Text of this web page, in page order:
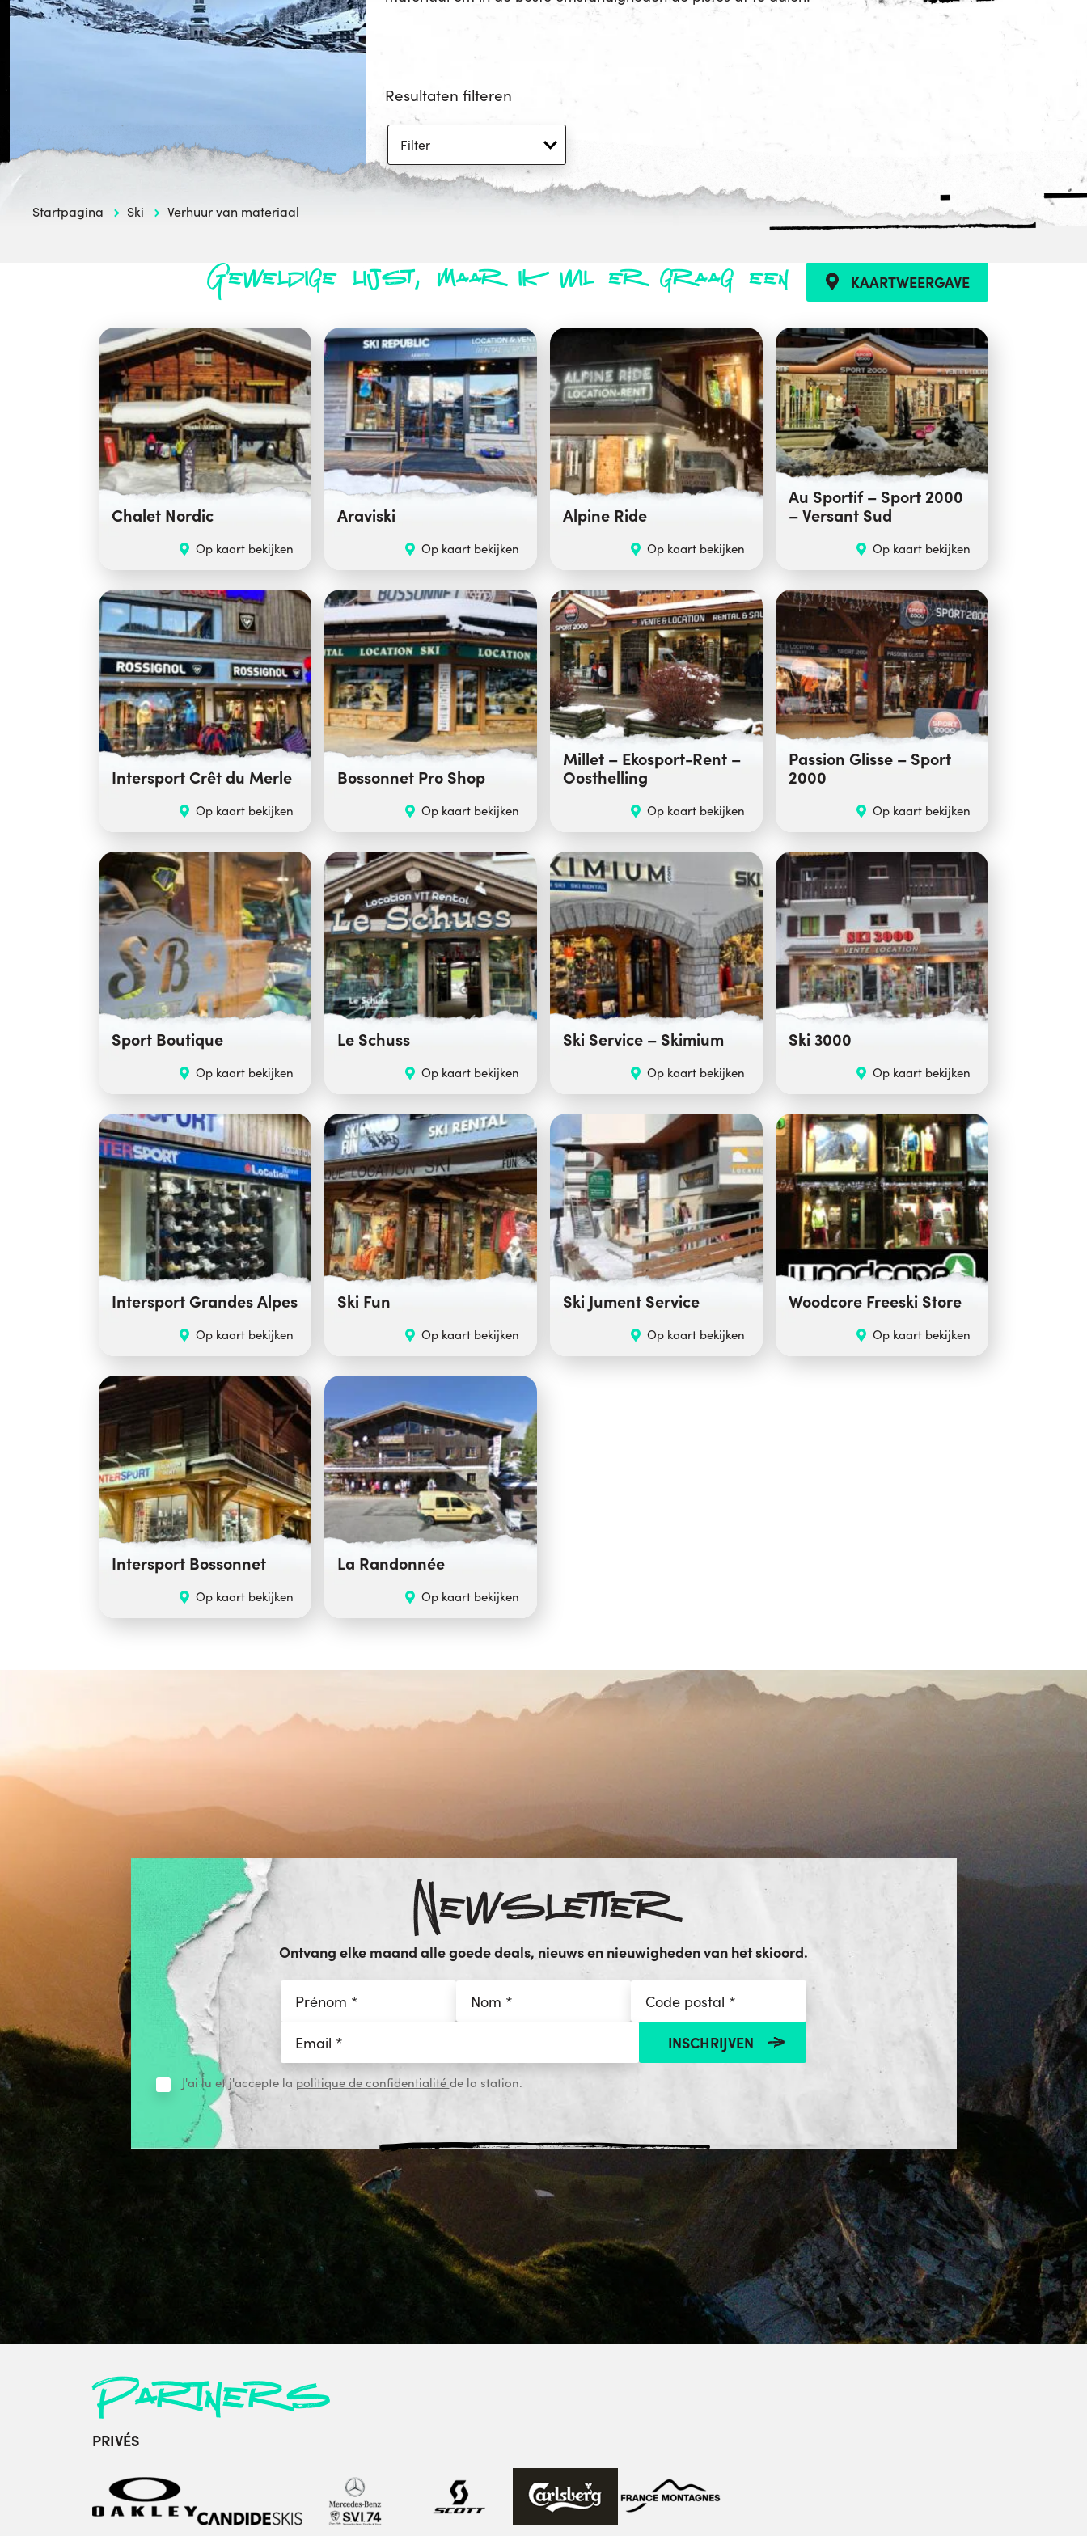
Resultaten filteren
Startpagina Ski Verhuur van materiaal
Geweldige lijst, maar ik wil er graag een KAARTWEERGAVE
Chalet Nordic
Op kaart bekijken
Araviski
Op kaart bekijken
Alpine Ride
Op kaart bekijken
Au Sportif – Sport 2000
– Versant Sud
Op kaart bekijken
Intersport Crêt du Merle
Op kaart bekijken
Bossonnet Pro Shop
Op kaart bekijken
Millet – Ekosport-Rent –
Oosthelling
Op kaart bekijken
Passion Glisse – Sport
2000
Op kaart bekijken
Sport Boutique
Op kaart bekijken
Le Schuss
Op kaart bekijken
Ski Service – Skimium
Op kaart bekijken
Ski 3000
Op kaart bekijken
Intersport Grandes Alpes
Op kaart bekijken
Ski Fun
Op kaart bekijken
Ski Jument Service
Op kaart bekijken
Woodcore Freeski Store
Op kaart bekijken
Intersport Bossonnet
Op kaart bekijken
La Randonnée
Op kaart bekijken
Newsletter
Ontvang elke maand alle goede deals, nieuws en nieuwigheden van het skioord.
J'ai lu et j'accepte la politique de confidentialité de la station.
Partners
PRIVÉS